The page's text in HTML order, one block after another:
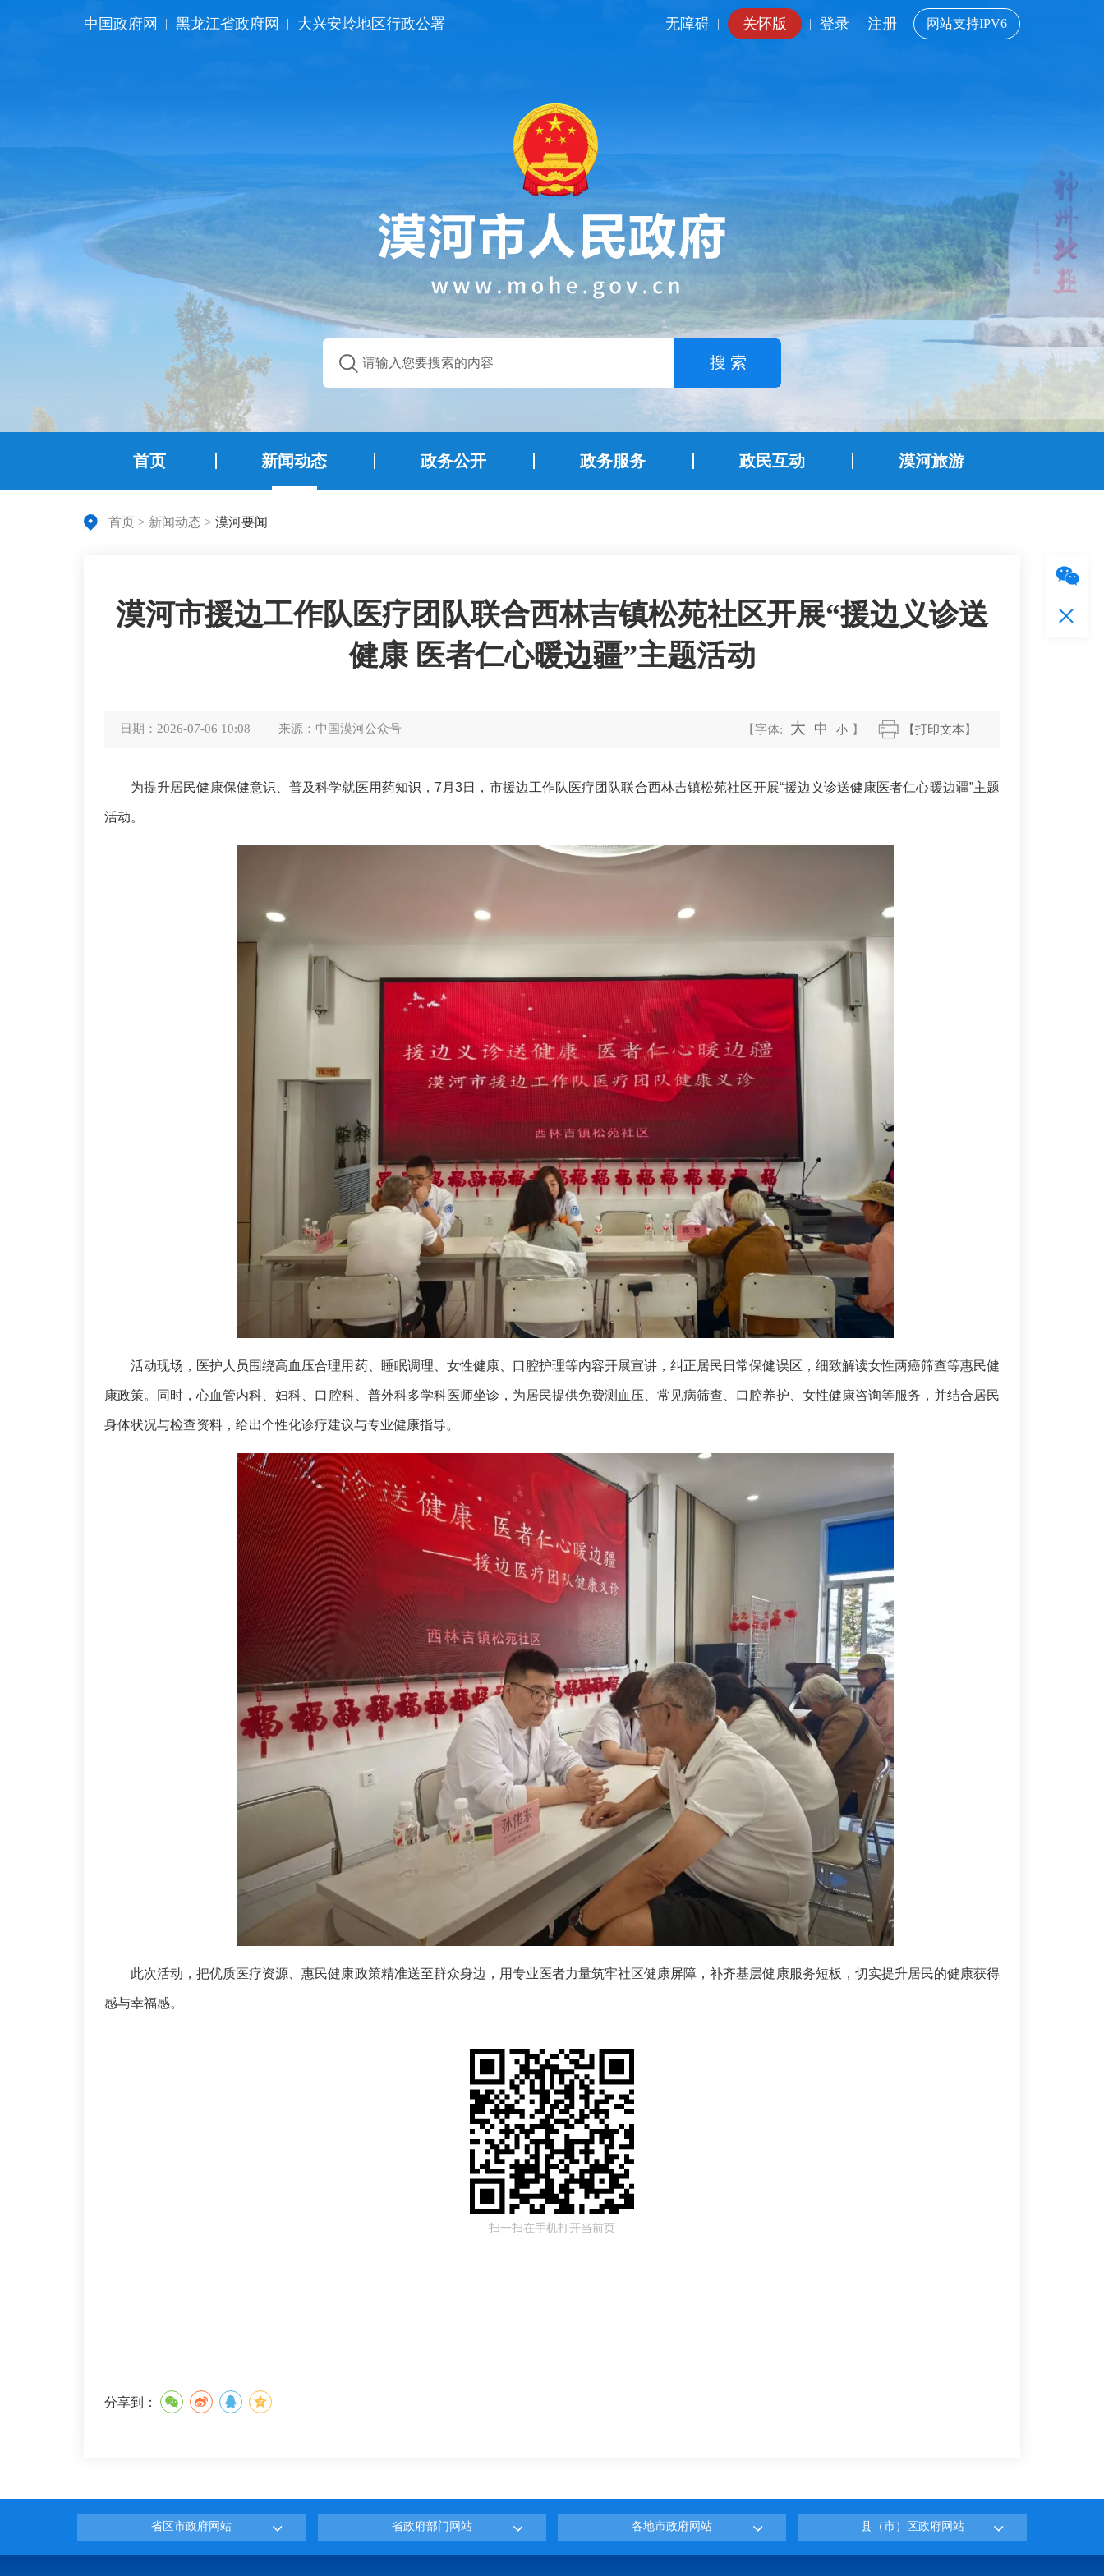
中国政府网 | 黑龙江省政府网 | 大兴安岭地区行政公署 无障碍 | 关怀版 | 登录 | 注册 网站支持IPV6
搜 索
首页 新闻动态 政务公开 政务服务 政民互动 漠河旅游
首页 > 新闻动态 > 漠河要闻
漠河市援边工作队医疗团队联合西林吉镇松苑社区开展“援边义诊送
健康 医者仁心暖边疆”主题活动
日期： 2026-07-06 10:08 来源： 中国漠河公众号 【字体: 大 中 小 】 【打印文本】
为提升居民健康保健意识、普及科学就医用药知识，7 月3日，市援边工作队医疗团队联合西林吉镇松苑社区开展“援边义诊送健康医者仁心暖边疆”主题
活动。
活动现场，医护人员围绕高血压合理用药、睡眠调理、女性健康、口腔护理等内容开展宣讲，纠正居民日常保健误区，细致解读女性两癌筛查等惠民健
康政策。同时，心血管内科、妇科、口腔科、普外科多学科医师坐诊，为居民提供免费测血压、常见病筛查、口腔养护、女性健康咨询等服务，并结合居民
身体状况与检查资料，给出个性化诊疗建议与专业健康指导。
此次活动，把优质医疗资源、惠民健康政策精准送至群众身边，用专业医者力量筑牢社区健康屏障，补齐基层健康服务短板，切实提升居民的健康获得
感与幸福感。
扫一扫在手机打开当前页
分享到：
省区市政府网站 省政府部门网站 各地市政府网站 县（市）区政府网站